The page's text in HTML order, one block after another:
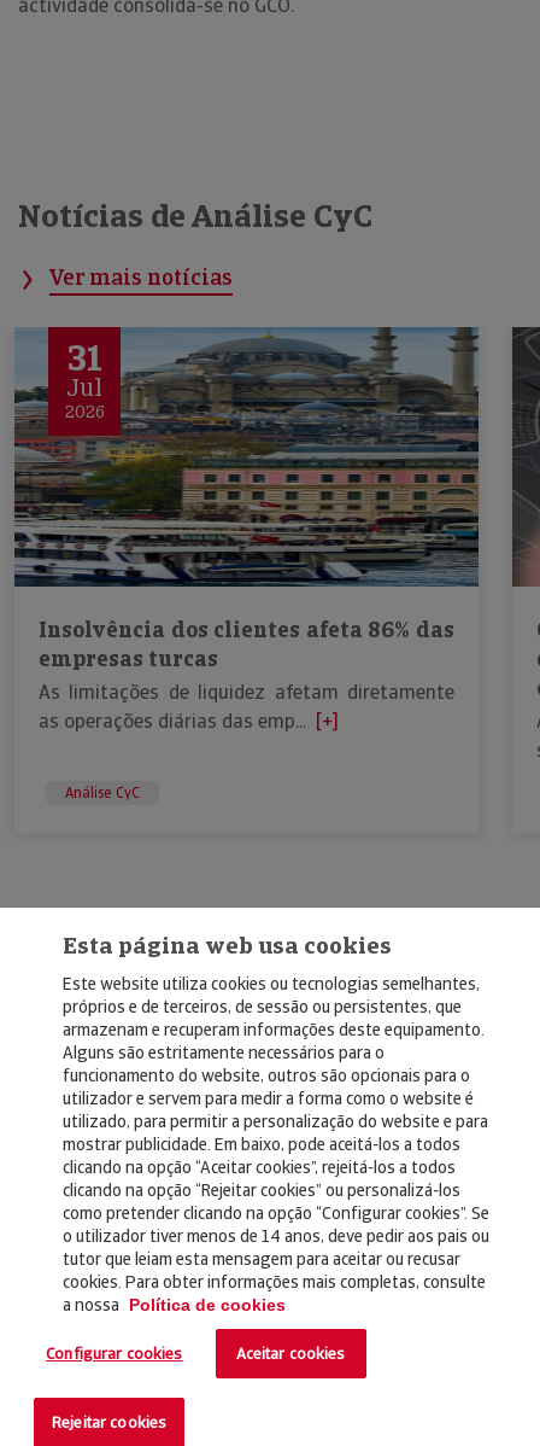
actividade consolida-se no GCO.
Notícias de Análise CyC
Ver mais notícias
31
Jul
2026
Insolvência dos clientes afeta 86% das
empresas turcas
As limitações de liquidez afetam diretamente
as operações diárias das emp... [+]
Análise CyC
© Copyright 2026, Crédito y Caución
Aviso Legal
Política de Privacidad
RGPD
Política de Cookies
Seguros
Noticias
Esta página web usa cookies
Este website utiliza cookies ou tecnologias semelhantes,
próprios e de terceiros, de sessão ou persistentes, que
armazenam e recuperam informações deste equipamento.
Alguns são estritamente necessários para o
funcionamento do website, outros são opcionais para o
utilizador e servem para medir a forma como o website é
utilizado, para permitir a personalização do website e para
mostrar publicidade. Em baixo, pode aceitá-los a todos
clicando na opção “Aceitar cookies”, rejeitá-los a todos
clicando na opção “Rejeitar cookies” ou personalizá-los
como pretender clicando na opção “Configurar cookies”. Se
o utilizador tiver menos de 14 anos, deve pedir aos pais ou
tutor que leiam esta mensagem para aceitar ou recusar
cookies. Para obter informações mais completas, consulte
a nossa
Política de cookies
Configurar cookies Aceitar cookies
Rejeitar cookies